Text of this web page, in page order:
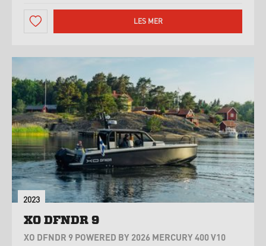
LES MER
2023
XO DFNDR 9
XO DFNDR 9 POWERED BY 2026 MERCURY 400 V10